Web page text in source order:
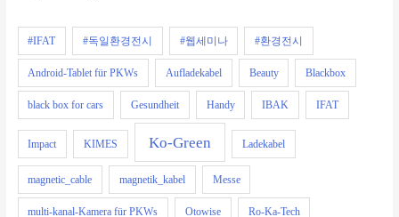
#IFAT #독일환경전시 #웹세미나 #환경전시
Android-Tablet für PKWs Aufladekabel Beauty Blackbox
black box for cars Gesundheit Handy IBAK IFAT
Impact KIMES Ko-Green Ladekabel
magnetic_cable magnetik_kabel Messe
multi-kanal-Kamera für PKWs Otowise Ro-Ka-Tech